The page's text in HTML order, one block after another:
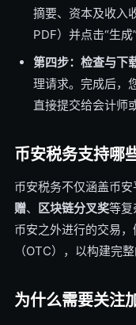
摘要、资本及收入
PDF）并点击“生成”
第四步：检查与下
理请求。完成后，
直接提交给会计师
币安税务支持哪
币安税务不仅涵盖币安
赠、 区块链分叉奖等复
币安之外进行的交易
（OTC），以构建完
为什么需要关注